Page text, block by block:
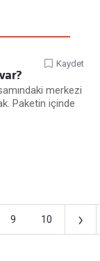
Kaydet
merkezi
Paketin içinde
9 10 ›